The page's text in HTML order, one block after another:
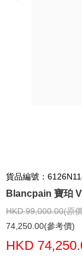
貨品編號：
Blancpain 寶珀
HKD 99,000.00(原
74,250.00(參考價)
HKD